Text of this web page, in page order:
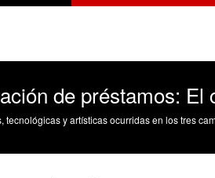
de préstamos: El
y artísticas ocurridas en los tres